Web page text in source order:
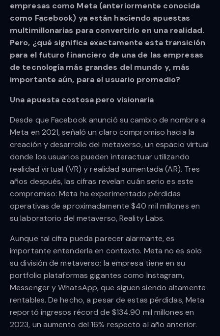
empresas como Meta (anteriormente conocida
como Facebook) ya están haciendo apuestas
multimillonarias para convertirlo en una realidad.
Pero, ¿qué significa exactamente esta transición
para el futuro financiero de una de las empresas
de tecnología más grandes del mundo y, más
importante aún, para el usuario promedio?
Una apuesta costosa pero visionaria
Desde que Facebook anunció su cambio de nombre a
Meta en 2021, señaló un claro compromiso hacia la
creación y desarrollo del metaverso, un espacio virtual
donde los usuarios pueden interactuar utilizando
realidad virtual (VR) y realidad aumentada (AR). Tres
años después, las cifras revelan cuán serio es este
compromiso: Meta ha experimentado pérdidas
operativas de aproximadamente $40 mil millones en
su laboratorio del metaverso, Reality Labs.
Aunque tal cifra pueda parecer alarmante, es
importante entenderla en contexto. Meta no es solo
su división de metaverso; la empresa tiene en su
portfolio plataformas gigantes como Instagram,
Messenger y WhatsApp, que siguen siendo altamente
rentables. De hecho, a pesar de estas pérdidas, Meta
reportó ingresos récord de $134.90 mil millones en
2023, un aumento del 16% respecto al año anterior.